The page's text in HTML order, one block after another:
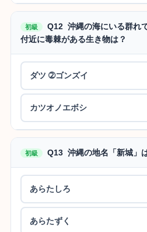
初級
Q12 沖縄の海にいる群れ
付近に毒棘がある生き物は？
ダツ ➁ゴンズイ
カツオノエボシ
初級 Q13 沖縄の地名「新城」
あらたしろ
あらたずく